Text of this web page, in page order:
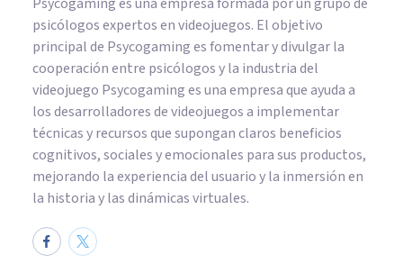
psicólogos expertos en videojuegos. El objetivo
principal de Psycogaming es fomentar y divulgar la
cooperación entre psicólogos y la industria del
videojuego Psycogaming es una empresa que ayuda a
los desarrolladores de videojuegos a implementar
técnicas y recursos que supongan claros beneficios
cognitivos, sociales y emocionales para sus productos,
mejorando la experiencia del usuario y la inmersión en
la historia y las dinámicas virtuales.